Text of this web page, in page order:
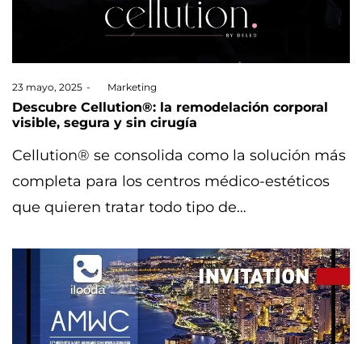
Posted
on
23 mayo, 2025 Marketing
Descubre Cellution®: la remodelación corporal
visible, segura y sin cirugía
Cellution® se consolida como la solución más
completa para los centros médico-estéticos
que quieren tratar todo tipo de…